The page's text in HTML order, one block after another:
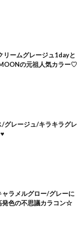
リームグレージュ1dayと
の元祖人気カラー♡
/グレージュ/キラキラグレ
ャラメルグロー/グレーに
発色の不思議カラコン☆